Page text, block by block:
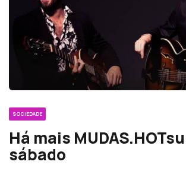
SOCIEDADE
Há mais
sábado